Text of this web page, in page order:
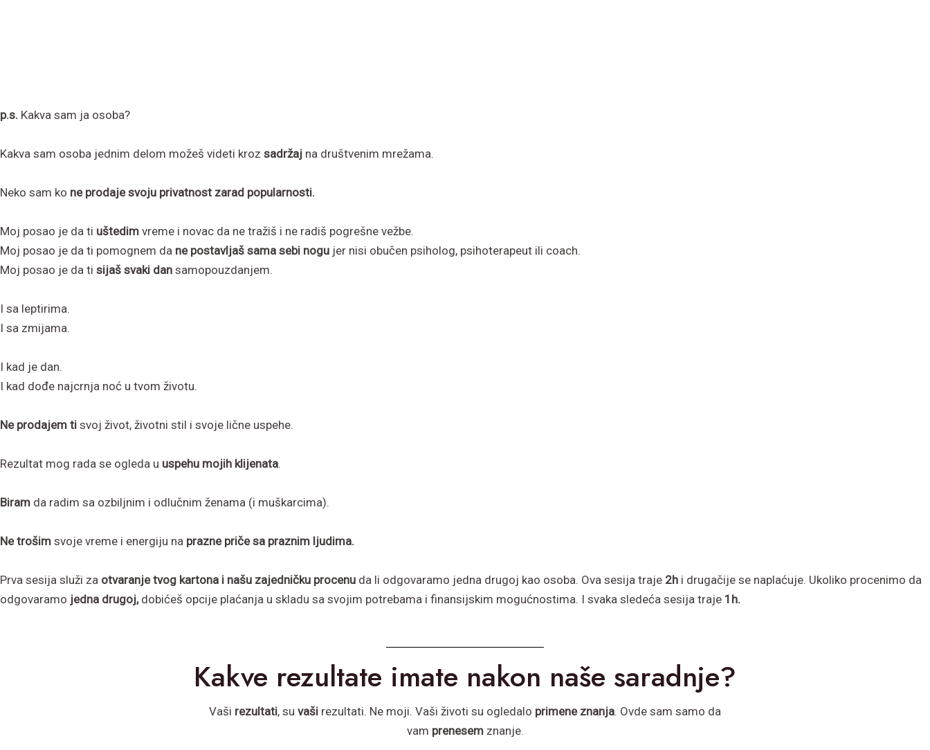
p.s. Kakva sam ja osoba?
Kakva sam osoba jednim delom možeš videti kroz sadržaj na društvenim mrežama.
Neko sam ko ne prodaje svoju privatnost zarad popularnosti.
Moj posao je da ti uštedim vreme i novac da ne tražiš i ne radiš pogrešne vežbe.
Moj posao je da ti pomognem da ne postavljaš sama sebi nogu jer nisi obučen psiholog, psihoterapeut ili coach.
Moj posao je da ti sijaš svaki dan samopouzdanjem.
I sa leptirima.
I sa zmijama.
I kad je dan.
I kad dođe najcrnja noć u tvom životu.
Ne prodajem ti svoj život, životni stil i svoje lične uspehe.
Rezultat mog rada se ogleda u uspehu mojih klijenata.
Biram da radim sa ozbiljnim i odlučnim ženama (i muškarcima).
Ne trošim svoje vreme i energiju na prazne priče sa praznim ljudima.
Prva sesija služi za otvaranje tvog kartona i našu zajedničku procenu da li odgovaramo jedna drugoj kao osoba. Ova sesija traje 2h i drugačije se naplaćuje. Ukoliko procenimo da
odgovaramo jedna drugoj,dobićeš opcije plaćanja u skladu sa svojim potrebama i finansijskim mogućnostima. I svaka sledeća sesija traje 1h.
Kakve rezultate imate nakon naše saradnje?
Vaši rezultati, su vaši rezultati. Ne moji. Vaši životi su ogledalo primene znanja. Ovde sam samo da
vam prenesemznanje.